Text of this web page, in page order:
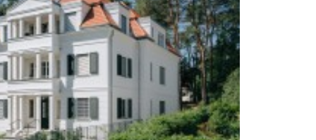
einer Villa in Berlin-Zehlendorf